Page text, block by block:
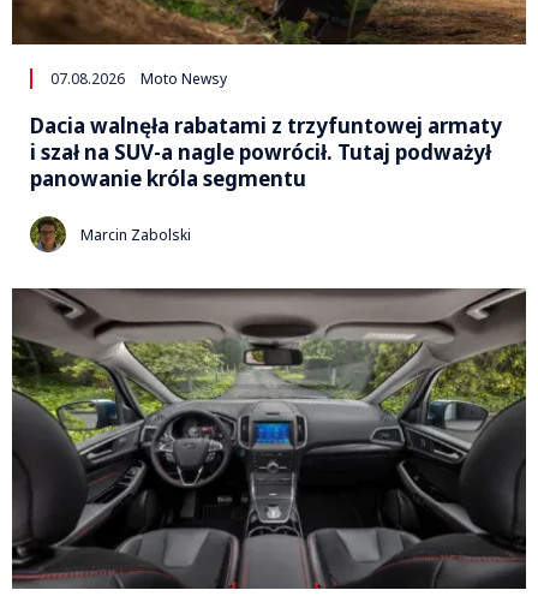
07.08.2026 Moto Newsy
Dacia walnęła rabatami z trzyfuntowej armaty
i szał na SUV-a nagle powrócił. Tutaj podważył
panowanie króla segmentu
Marcin Zabolski